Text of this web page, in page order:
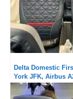
Delta Domestic
York JFK, Airbus
mais service de